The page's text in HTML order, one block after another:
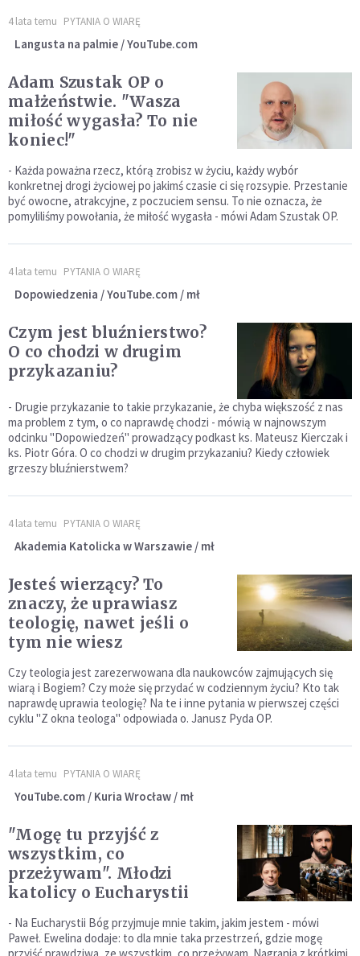
4 lata temu PYTANIA O WIARĘ
Langusta na palmie / YouTube.com
Adam Szustak OP o
małżeństwie. "Wasza
miłość wygasła? To nie
koniec!"
- Każda poważna rzecz, którą zrobisz w życiu, każdy wybór
konkretnej drogi życiowej po jakimś czasie ci się rozsypie. Przestanie
być owocne, atrakcyjne, z poczuciem sensu. To nie oznacza, że
pomyliliśmy powołania, że miłość wygasła - mówi Adam Szustak OP.
4 lata temu PYTANIA O WIARĘ
Dopowiedzenia / YouTube.com / mł
Czym jest bluźnierstwo?
O co chodzi w drugim
przykazaniu?
- Drugie przykazanie to takie przykazanie, że chyba większość z nas
ma problem z tym, o co naprawdę chodzi - mówią w najnowszym
odcinku "Dopowiedzeń" prowadzący podkast ks. Mateusz Kierczak i
ks. Piotr Góra. O co chodzi w drugim przykazaniu? Kiedy człowiek
grzeszy bluźnierstwem?
4 lata temu PYTANIA O WIARĘ
Akademia Katolicka w Warszawie / mł
Jesteś wierzący? To
znaczy, że uprawiasz
teologię, nawet jeśli o
tym nie wiesz
Czy teologia jest zarezerwowana dla naukowców zajmujących się
wiarą i Bogiem? Czy może się przydać w codziennym życiu? Kto tak
naprawdę uprawia teologię? Na te i inne pytania w pierwszej części
cyklu "Z okna teologa" odpowiada o. Janusz Pyda OP.
4 lata temu PYTANIA O WIARĘ
YouTube.com / Kuria Wrocław / mł
"Mogę tu przyjść z
wszystkim, co
przeżywam". Młodzi
katolicy o Eucharystii
- Na Eucharystii Bóg przyjmuje mnie takim, jakim jestem - mówi
Paweł. Ewelina dodaje: to dla mnie taka przestrzeń, gdzie mogę